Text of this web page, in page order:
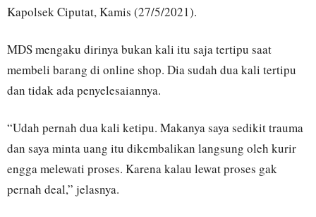
Kapolsek Ciputat, Kamis (27/5/2021).
MDS mengaku dirinya bukan kali itu saja tertipu saat
membeli barang di online shop. Dia sudah dua kali tertipu
dan tidak ada penyelesaiannya.
“Udah pernah dua kali ketipu. Makanya saya sedikit trauma
dan saya minta uang itu dikembalikan langsung oleh kurir
engga melewati proses. Karena kalau lewat proses gak
pernah deal,” jelasnya.